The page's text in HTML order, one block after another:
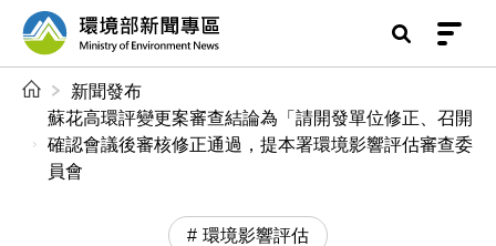
前往中央內容區塊
環境部新聞專區
新聞發布
蘇花高環評變更案審查結論為「請開發單位修正、召開
確認會議後審核修正通過，提本署環境影響評估審查委
員會
環境影響評估